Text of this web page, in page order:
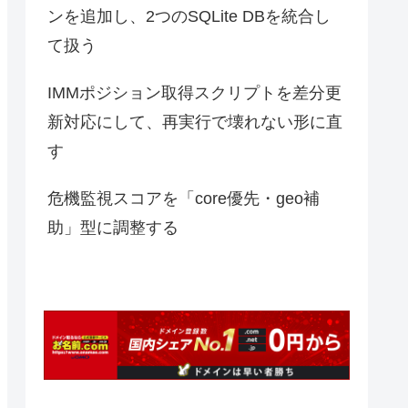
ンを追加し、2つのSQLite DBを統合し
て扱う
IMMポジション取得スクリプトを差分更
新対応にして、再実行で壊れない形に直
す
危機監視スコアを「core優先・geo補
助」型に調整する